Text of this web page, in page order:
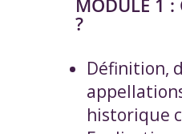
?
Définition,
historique